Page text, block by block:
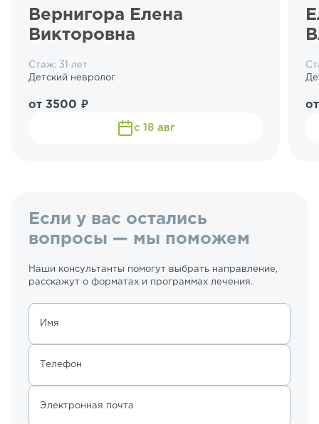
Вернигора Елена
Викторовна
Стаж: 31 лет
Детский невролог
от 3500 ₽
с 18 авг
Если у вас остались
вопросы — мы поможем
Наши консультанты помогут выбрать направление,
расскажут о форматах и программах лечения.
Имя
Телефон
Электронная почта